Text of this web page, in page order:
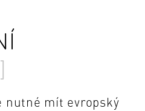
nutné mít evropský